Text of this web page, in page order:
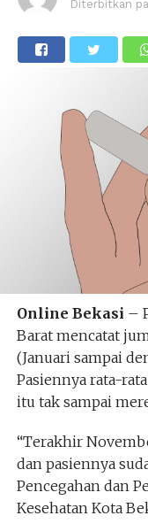
Diterbitkan
Online Bekasi –
Barat mencatat
(Januari sampai
Pasiennya rata-
itu tak sampai
“Terakhir
dan pasiennya
Pencegahan dan
Kesehatan Kota